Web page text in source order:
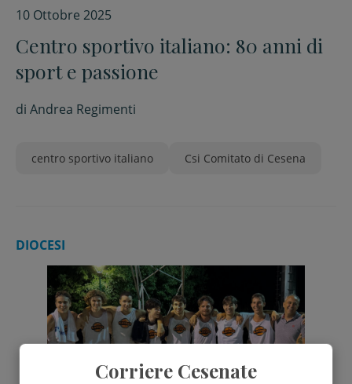
10 Ottobre 2025
Centro sportivo italiano: 80 anni di
sport e passione
di Andrea Regimenti
centro sportivo italiano Csi Comitato di Cesena
DIOCESI
Corriere Cesenate